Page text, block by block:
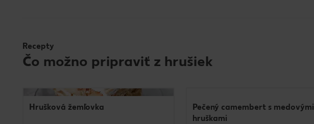
Recepty
Čo možno pripraviť z hrušiek
Hrušková žemľovka
Pečený camembert s medovými
hruškami